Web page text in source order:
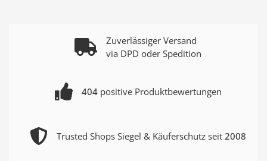
Zuverlässiger Versand
via DPD oder Spedition
404positive Produktbewertungen
Trusted Shops Siegel & Käuferschutz seit 2008